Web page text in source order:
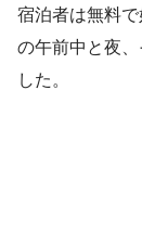
宿泊者は無料
の午前中と夜
した。